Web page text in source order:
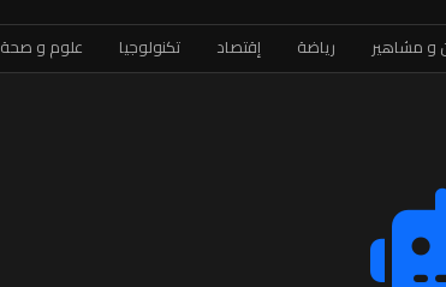
و مشاهير رياضة إقتصاد تكنولوجيا علوم و صحة